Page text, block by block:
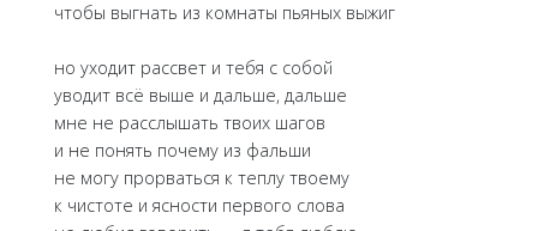
чтобы выгнать из комнаты пьяных выжиг
но уходит рассвет и тебя с собой
уводит всё выше и дальше, дальше
мне не расслышать твоих шагов
и не понять почему из фальши
не могу прорваться к теплу твоему
к чистоте и ясности первого слова